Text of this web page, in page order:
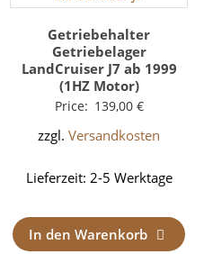
Getriebehalter
Getriebelager
LandCruiser J7 ab 1999
(1HZ Motor)
Price: 139,00 €
zzgl.Versandkosten
Lieferzeit: 2-5 Werktage
In den Warenkorb